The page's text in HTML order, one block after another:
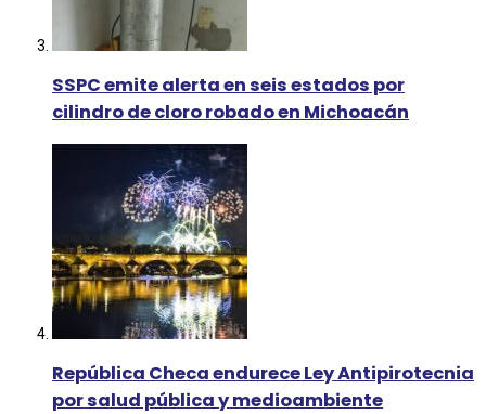
SSPC emite alerta en seis estados por
cilindro de cloro robado en Michoacán
República Checa endurece Ley Antipirotecnia
por salud pública y medioambiente